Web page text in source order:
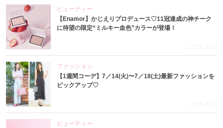
ビューティー
【Enamor】かじえりプロデュース♡11冠達成の神チーク
に待望の限定“ミルキー血色”カラーが登場！
2026.7.27
ファッション
【1週間コーデ】7／14(火)〜7／18(土)最新ファッションを
ピックアップ♡
2026.7.23
ビューティー